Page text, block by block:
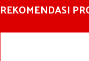
REKOMENDASI